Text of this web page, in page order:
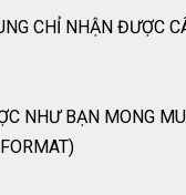
CHỈ NHẬN ĐƯỢC
NHƯ BẠN MONG